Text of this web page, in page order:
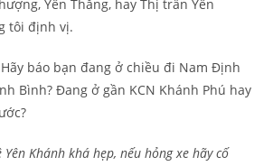
Yên Thắng, hay Thị trấn Yên
tôi định vị.
Hãy báo bạn đang ở chiều đi Nam Định
Bình? Đang ở gần KCN Khánh Phú hay
Khánh khá hẹp, nếu hỏng xe hãy cố